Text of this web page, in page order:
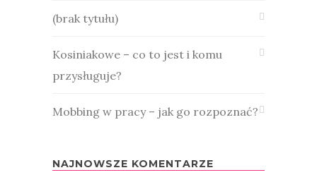
(brak tytułu)
Kosiniakowe – co to jest i komu
przysługuje?
Mobbing w pracy – jak go rozpoznać?
NAJNOWSZE KOMENTARZE